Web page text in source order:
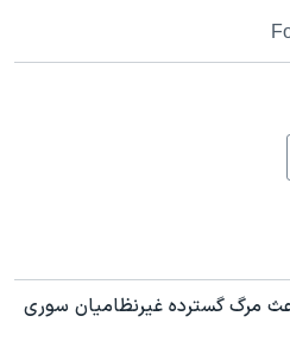
مرگ گسترده غیرنظامیان سوری